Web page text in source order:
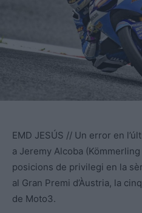
EMD JESÚS // Un error en
a Jeremy Alcoba
posicions de privilegi en la
al Gran Premi d’Àustria, la
de Moto3.